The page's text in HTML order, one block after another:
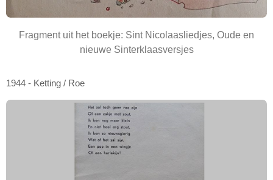
Fragment uit het boekje: Sint Nicolaasliedjes, Oude en
nieuwe Sinterklaasversjes
1944 - Ketting / Roe